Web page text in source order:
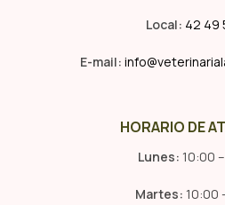
Local: 42 49
E-mail:
HORARIO DE
Lunes: 10:00
Martes: 10:00